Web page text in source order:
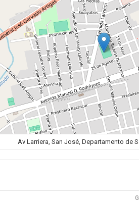
Av Larriera, San José, Departamento de